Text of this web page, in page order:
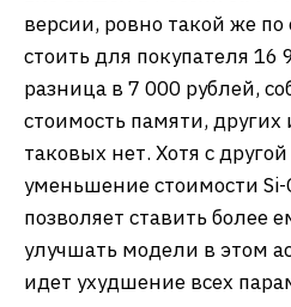
Примеры фото с realme
Оригиналы
В аспекте камеры
минус одинаковы.
Промежуток между
составляет полгода, что